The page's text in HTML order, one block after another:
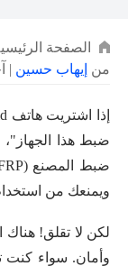
الصفحة
من إيهاب حسين |
ضبط هذا
ويمنعك من
وأمان. سواء